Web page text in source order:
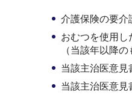
介護保険の要介
おむつを使用し
（当該年以降
当該主治医意見
当該主治医意見